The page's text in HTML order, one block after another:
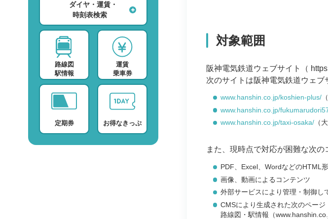
ダイヤ検索
運賃検索
時刻表検索
検索に関する注意事項
よくある質問・FAQ
レンタル・駐輪場
スポーツ・スクール
プロバイダー
デイサービス
路線図
駅情報
運賃
乗車券
定期券 お得なきっぷ
ダイヤ・運賃・
時刻表検索
対象範囲
阪神電気鉄道ウェブサイト（
次のサイトは阪神電気鉄道ウェブ
www.hanshin.co.jp/koshien-plus/
www.hanshin.co.jp/
www.hanshin.co.jp/taxi-osaka/（
また、現時点で対応が困難な次
PDF、Excel、WordなどのHTML
画像、動画によるコンテンツ
外部サービスにより管理・制御し
CMSにより生成された次のページ
路線図・駅情報（